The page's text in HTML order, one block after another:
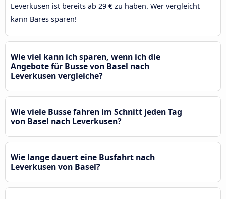
Leverkusen ist bereits ab 29 € zu haben. Wer vergleicht
kann Bares sparen!
Wie viel kann ich sparen, wenn ich die
Angebote für Busse von Basel nach
Leverkusen vergleiche?
Wie viele Busse fahren im Schnitt jeden Tag
von Basel nach Leverkusen?
Wie lange dauert eine Busfahrt nach
Leverkusen von Basel?